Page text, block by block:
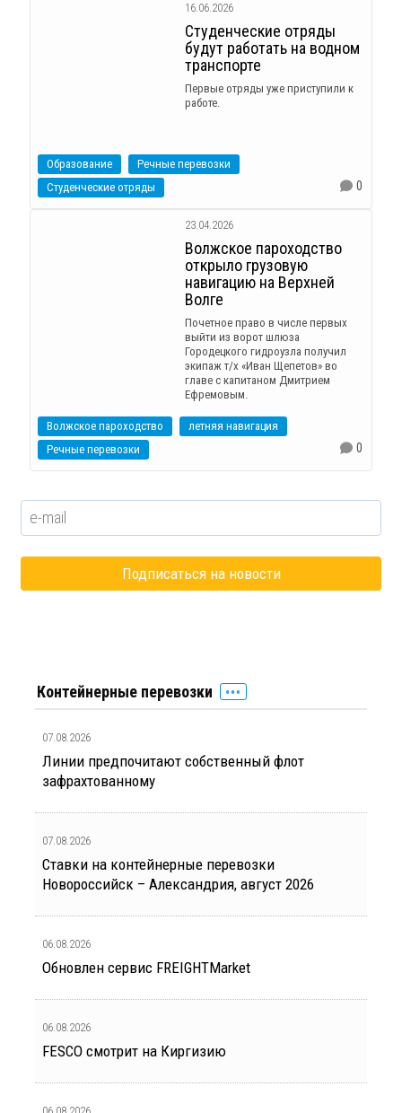
16.06.2026
Студенческие отряды
будут работать на водном
транспорте
Первые отряды уже приступили к
работе.
Образование
Речные перевозки
Студенческие отряды
0
23.04.2026
Волжское пароходство
открыло грузовую
навигацию на Верхней
Волге
Почетное право в числе первых
выйти из ворот шлюза
Городецкого гидроузла получил
экипаж т/х «Иван Щепетов» во
главе с капитаном Дмитрием
Ефремовым.
Волжское пароходство
летняя навигация
Речные перевозки
0
Контейнерные перевозки
07.08.2026
Линии предпочитают собственный флот
зафрахтованному
07.08.2026
Ставки на контейнерные перевозки
Новороссийск – Александрия, август 2026
06.08.2026
Обновлен сервис FREIGHTMarket
06.08.2026
FESCO смотрит на Киргизию
06.08.2026